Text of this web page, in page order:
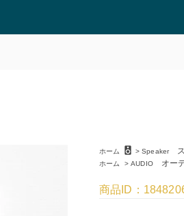
ホーム >
speaker Speakerス
ホーム >AUDIOオーデ
商品ID：